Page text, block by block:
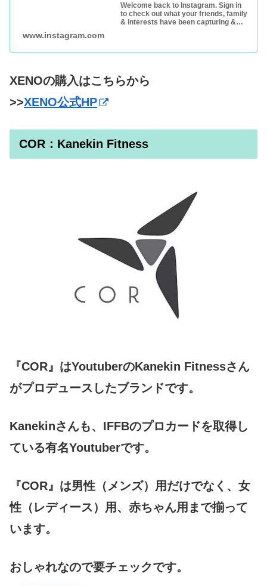
Welcome back to Instagram. Sign in
to check out what your friends, family
& interests have been capturing &
www.instagram.com
XENOの購入はこちらから
>>XENO公式HP
COR：Kanekin Fitness
『COR』はYoutuberのKanekin Fitnessさん
がプロデュースしたブランドです。
Kanekinさんも、IFFBのプロカードを取得し
ている有名Youtuberです。
『COR』は男性（メンズ）用だけでなく、女
性（レディース）用、赤ちゃん用まで揃って
います。
おしゃれなので要チェックです。